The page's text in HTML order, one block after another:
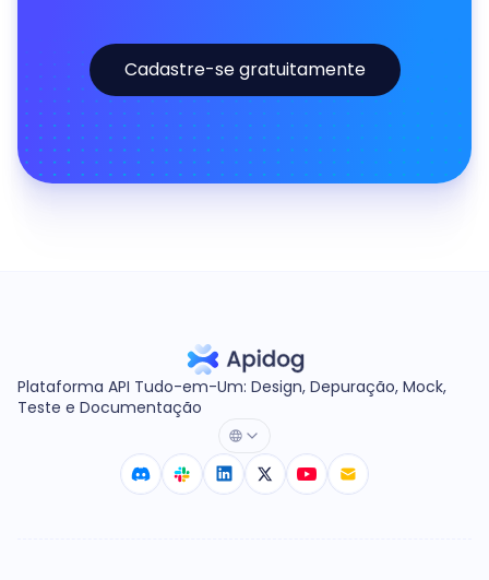
Cadastre-se gratuitamente
Plataforma API Tudo-em-Um: Design, Depuração, Mock,
Teste e Documentação